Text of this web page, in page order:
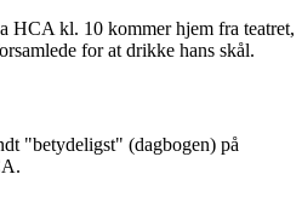
HCA kl. 10 kommer hjem fra teatret,
for at drikke hans skål.
"betydeligst" (dagbogen) på